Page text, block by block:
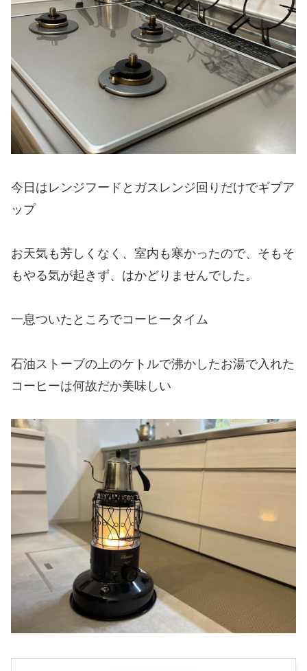
今日はレンジフードとガスレンジ回りだけでギブア
ップ
お天気も芳しくなく、室内も寒かったので、そもそ
もやる気が起きず、はかどりませんでした。
一息ついたところでコーヒータイム
石油ストーブの上のケトルで沸かしたお湯で入れた
コーヒーは何故だか美味しい